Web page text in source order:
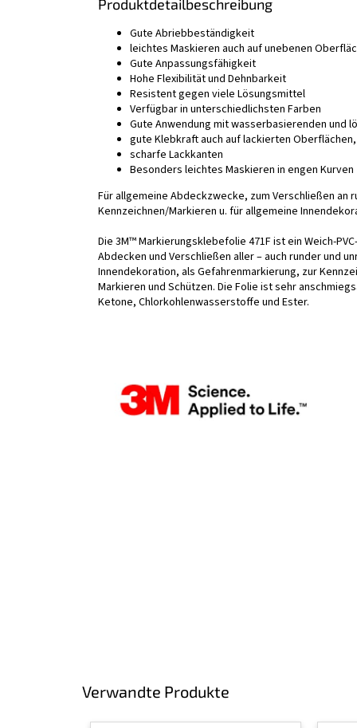
Verwandte Produkte
Produktdetailbeschreibung
Gute Abriebbeständigkeit
leichtes Maskieren auch auf unebenen
Gute Anpassungsfähigkeit
Hohe Flexibilität und Dehnbarkeit
Resistent gegen viele Lösungsmittel
Verfügbar in unterschiedlichsten Farben
Gute Anwendung mit wasserbasierenden und
gute Klebkraft auch auf lackierten Oberflächen,
scharfe Lackkanten
Besonders leichtes Maskieren in engen Kurven
Für allgemeine Abdeckzwecke, zum Verschließen
Kennzeichnen/Markieren u. für allgemeine
Die 3M™ Markierungsklebefolie 471F ist ein Weich-
Abdecken und Verschließen aller – auch runder und
Innendekoration, als Gefahrenmarkierung, zur
Markieren und Schützen. Die Folie ist sehr
Ketone, Chlorkohlenwasserstoffe und Ester.